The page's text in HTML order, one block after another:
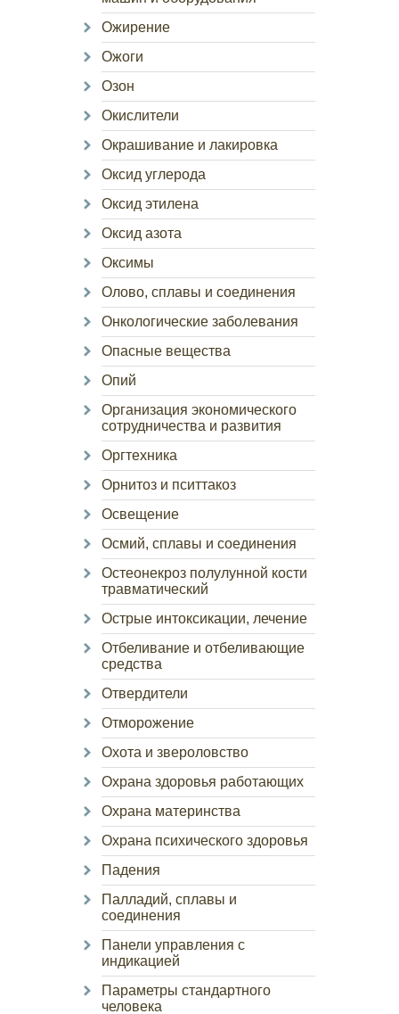
Ожирение
Ожоги
Озон
Окислители
Окрашивание и лакировка
Оксид углерода
Оксид этилена
Оксид азота
Оксимы
Олово, сплавы и соединения
Онкологические заболевания
Опасные вещества
Опий
Организация экономического
сотрудничества и развития
Оргтехника
Орнитоз и пситтакоз
Освещение
Осмий, сплавы и соединения
Остеонекроз полулунной кости
травматический
Острые интоксикации, лечение
Отбеливание и отбеливающие
средства
Отвердители
Отморожение
Охота и звероловство
Охрана здоровья работающих
Охрана материнства
Охрана психического здоровья
Падения
Палладий, сплавы и
соединения
Панели управления с
индикацией
Параметры стандартного
человека